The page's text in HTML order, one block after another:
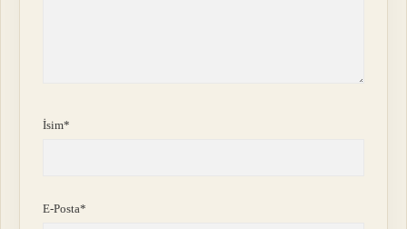
İsim*
E-Posta*